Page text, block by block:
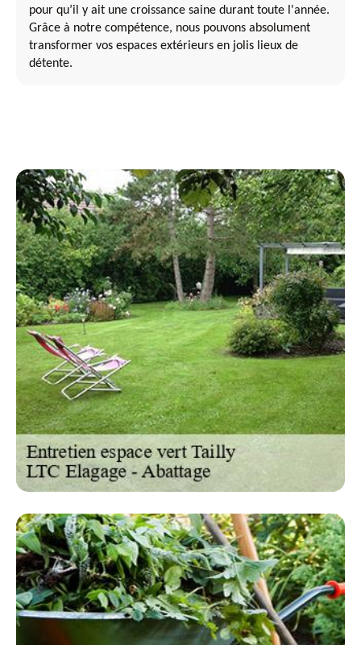
pour qu’il y ait une croissance saine durant toute l'année.
Grâce à notre compétence, nous pouvons absolument
transformer vos espaces extérieurs en jolis lieux de
détente.